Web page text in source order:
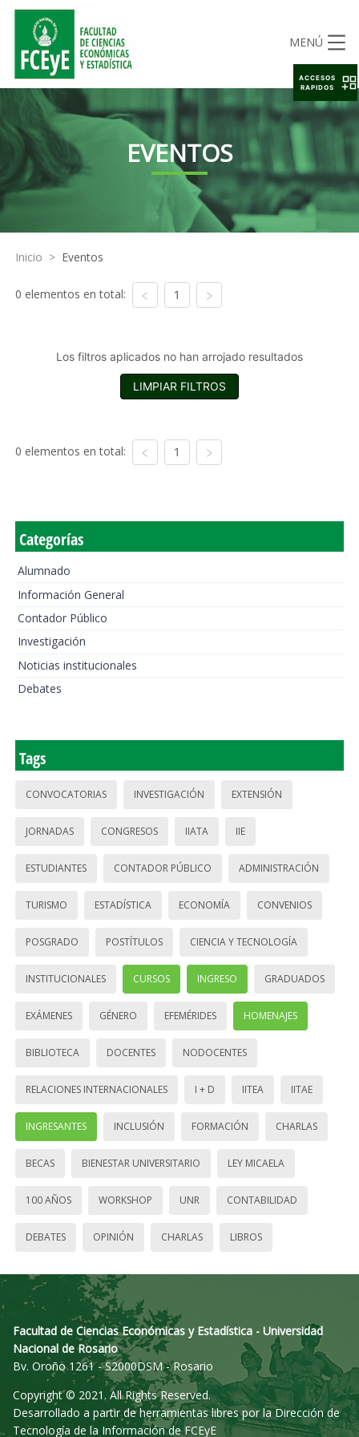
MENÚ
EVENTOS
Inicio > Eventos
0 elementos en total: 1
Los filtros aplicados no han arrojado resultados
LIMPIAR FILTROS
0 elementos en total: 1
Categorías
Alumnado
Información General
Contador Público
Investigación
Noticias institucionales
Debates
Tags
CONVOCATORIAS INVESTIGACIÓN EXTENSIÓN
JORNADAS CONGRESOS IIATA IIE
ESTUDIANTES CONTADOR PÚBLICO ADMINISTRACIÓN
TURISMO ESTADÍSTICA ECONOMÍA CONVENIOS
POSGRADO POSTÍTULOS CIENCIA Y TECNOLOGÍA
INSTITUCIONALES CURSOS INGRESO GRADUADOS
EXÁMENES GÉNERO EFEMÉRIDES HOMENAJES
BIBLIOTECA DOCENTES NODOCENTES
RELACIONES INTERNACIONALES I + D IITEA IITAE
INGRESANTES INCLUSIÓN FORMACIÓN CHARLAS
BECAS BIENESTAR UNIVERSITARIO LEY MICAELA
100 AÑOS WORKSHOP UNR CONTABILIDAD
DEBATES OPINIÓN CHARLAS LIBROS
Facultad de Ciencias Económicas y Estadística - Universidad
Nacional de Rosario
Bv. Oroño 1261 - S2000DSM - Rosario
Copyright © 2021. All Rights Reserved.
Desarrollado a partir de herramientas libres por la Dirección de
Tecnología de la Información de FCEyE
ACCESOS
RAPIDOS